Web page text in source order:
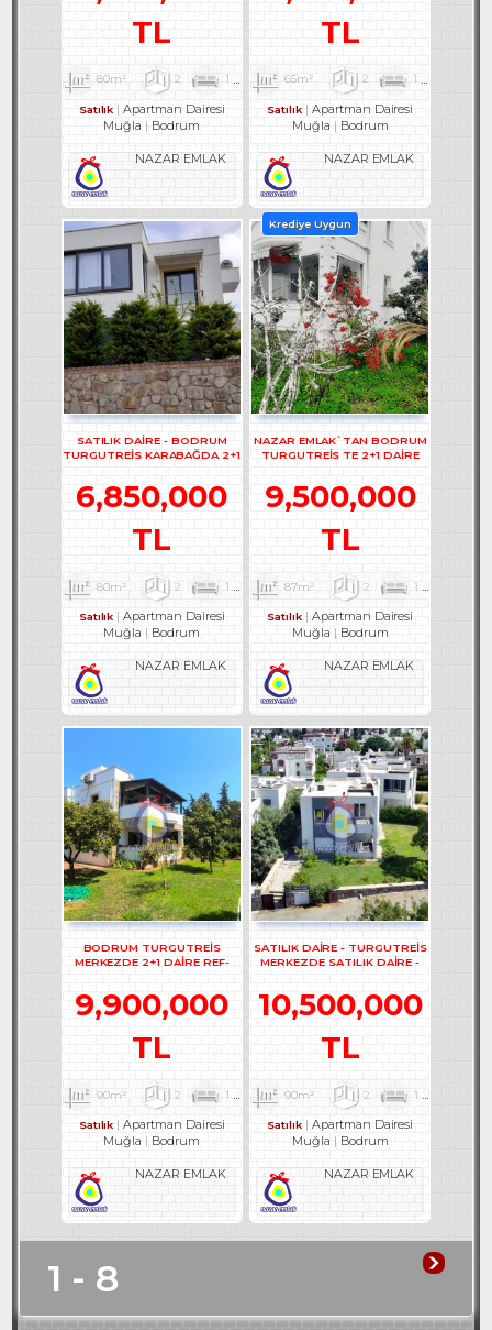
TL
80m² 2 1 1
Satılık
Apartman Dairesi
Muğla
Bodrum
NAZAR EMLAK
TL
65m² 2 1
Satılık
Apartman Dairesi
Muğla
Bodrum
NAZAR EMLAK
SATILIK DAİRE - BODRUM
TURGUTREİS KARABAĞDA 2+1
6,850,000
TL
80m² 2 1 1
Satılık
Apartman Dairesi
Muğla
Bodrum
NAZAR EMLAK
Krediye Uygun
NAZAR EMLAK`TAN BODRUM
TURGUTREİS TE 2+1 DAİRE
9,500,000
TL
87m² 2 1
Satılık
Apartman Dairesi
Muğla
Bodrum
NAZAR EMLAK
BODRUM TURGUTREİS
MERKEZDE 2+1 DAİRE REF-
9,900,000
TL
90m² 2 1 1
Satılık
Apartman Dairesi
Muğla
Bodrum
NAZAR EMLAK
SATILIK DAİRE - TURGUTREİS
MERKEZDE SATILIK DAİRE -
10,500,000
TL
90m² 2 1
Satılık
Apartman Dairesi
Muğla
Bodrum
NAZAR EMLAK
1 - 8